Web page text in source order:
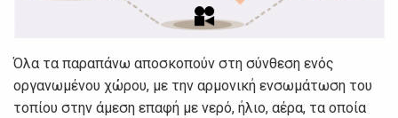
Όλα τα παραπάνω αποσκοπούν στη σύνθεση ενός
οργανωμένου χώρου, με την αρμονική ενσωμάτωση του
τοπίου στην άμεση επαφή με νερό, ήλιο, αέρα, τα οποία